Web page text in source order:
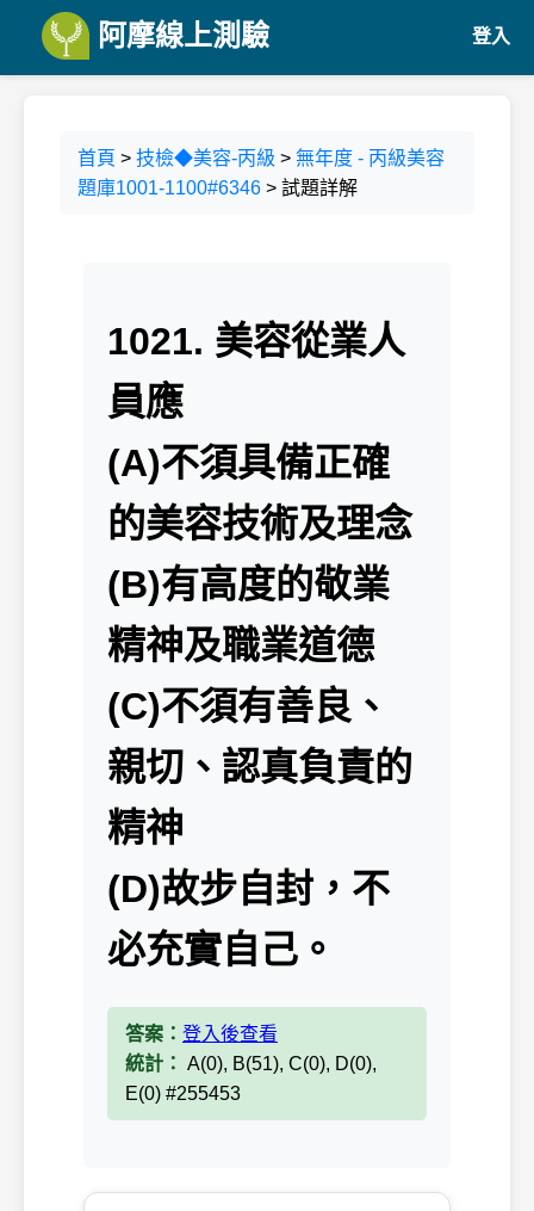
阿摩線上測驗 登入
首頁 > 技檢◆美容-丙級 > 無年度 - 丙級美容
題庫1001-1100#6346 > 試題詳解
1021. 美容從業人
員應
(A)不須具備正確
的美容技術及理念
(B)有高度的敬業
精神及職業道德
(C)不須有善良、
親切、認真負責的
精神
(D)故步自封，不
必充實自己。
答案： 登入後查看
統計： A(0), B(51), C(0), D(0),
E(0) #255453